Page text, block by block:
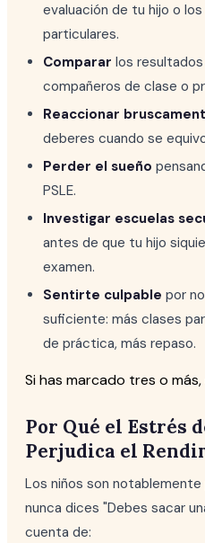
evaluación de tu hijo o
particulares.
Comparar los
compañeros de clase o
Reaccionar
deberes cuando se
Perder el sueño
PSLE.
Investigar escuelas
antes de que tu hijo
examen.
Sentirte culpable por
suficiente: más clases
de práctica, más repaso.
Si has marcado tres o
Por Qué el Estrés
Perjudica el
Los niños son
nunca dices "Debes sacar
cuenta de: